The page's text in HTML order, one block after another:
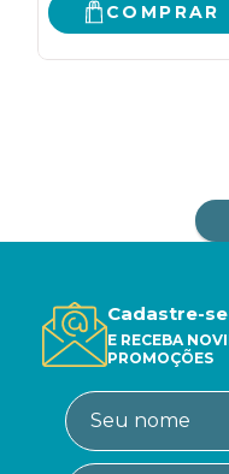
COMPRAR
Cadastre-
E RECEBA
PROMOÇÕES